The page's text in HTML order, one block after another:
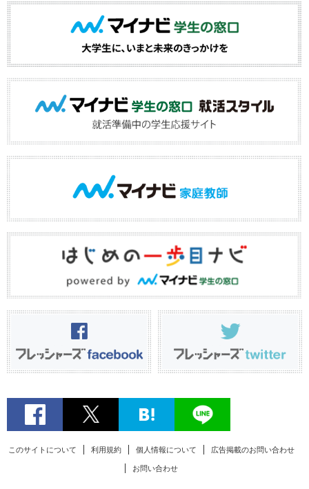
このサイトについて 利用規約 個人情報について 広告掲載のお問い合わせ
お問い合わせ